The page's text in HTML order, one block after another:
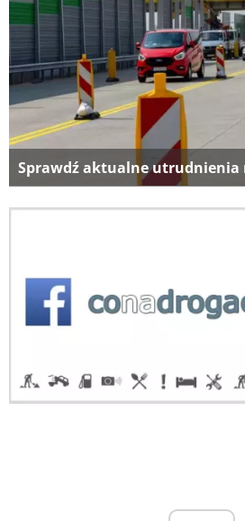
Sprawdź aktualne utrudnienia